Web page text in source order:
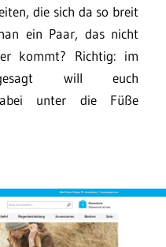
die sich da so breit
ein Paar, das nicht
kommt? Richtig: im
will euch
unter die Füße